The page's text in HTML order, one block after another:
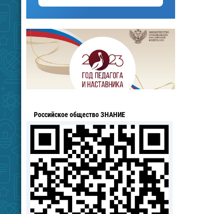
Российское общество ЗНАНИЕ